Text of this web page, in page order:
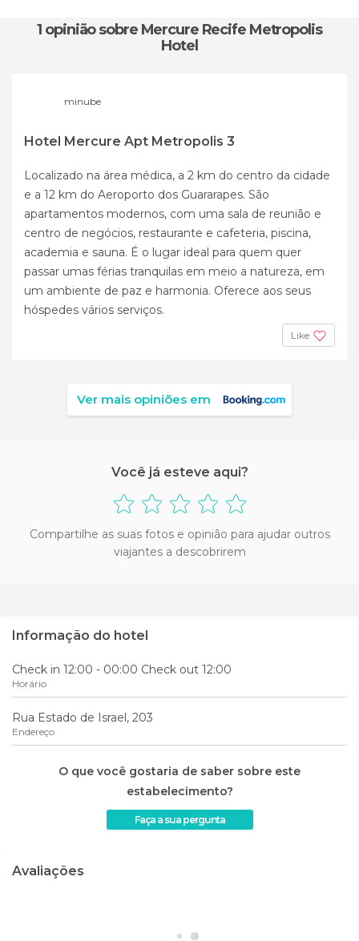
1 opiniãosobre Mercure Recife Metropolis
Hotel
minube
Hotel Mercure Apt Metropolis 3
Localizado na área médica, a 2 km do centro da cidade
e a 12 km do Aeroporto dos Guararapes. São
apartamentos modernos, com uma sala de reunião e
centro de negócios, restaurante e cafeteria, piscina,
academia e sauna. É o lugar ideal para quem quer
passar umas férias tranquilas em meio a natureza, em
um ambiente de paz e harmonia. Oferece aos seus
hóspedes vários serviços.
Like
Ver mais opiniões em
Você já esteve aqui?
Compartilhe as suas fotos e opinião para ajudar outros
viajantes a descobrirem
Informação do hotel
Check in 12:00 - 00:00 Check out 12:00
Horário
Rua Estado de Israel, 203
Endereço
O que você gostaria de saber sobre este
estabelecimento?
Faça a sua pergunta
Avaliações